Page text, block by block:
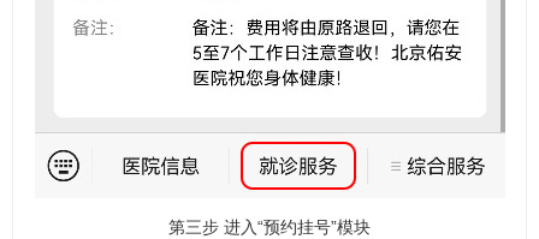
第三步 进入“预约挂号”模块